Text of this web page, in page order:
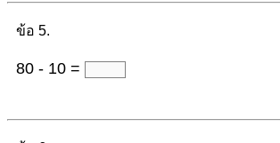
ข้อ 5.
80 - 10 =